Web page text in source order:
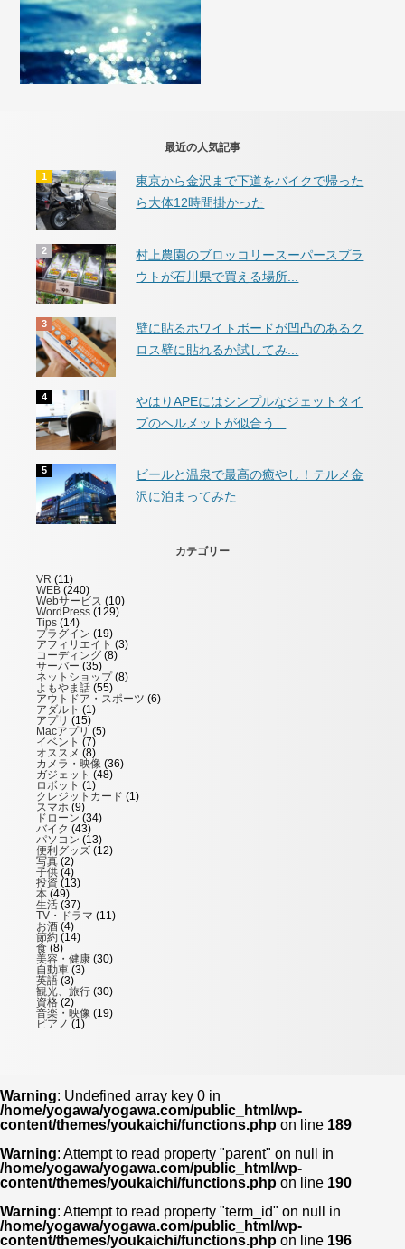
最近の人気記事
東京から金沢まで下道をバイクで帰った
ら大体12時間掛かった
村上農園のブロッコリースーパースプラ
ウトが石川県で買える場所...
壁に貼るホワイトボードが凹凸のあるク
ロス壁に貼れるか試してみ...
やはりAPEにはシンプルなジェットタイ
プのヘルメットが似合う...
ビールと温泉で最高の癒やし！テルメ金
沢に泊まってみた
カテゴリー
VR (11)
WEB (240)
Webサービス (10)
WordPress (129)
Tips (14)
プラグイン (19)
アフィリエイト (3)
コーディング (8)
サーバー (35)
ネットショップ(8)
よもやま話 (55)
アウトドア・スポーツ (6)
アダルト (1)
アプリ (15)
Macアプリ (5)
イベント (7)
オススメ (8)
カメラ・映像 (36)
ガジェット (48)
ロボット (1)
クレジットカード (1)
スマホ (9)
ドローン (34)
バイク (43)
パソコン (13)
便利グッズ (12)
写真 (2)
子供 (4)
投資 (13)
本 (49)
生活 (37)
TV・ドラマ (11)
お酒 (4)
節約 (14)
食 (8)
美容・健康 (30)
自動車 (3)
英語 (3)
観光、旅行 (30)
資格 (2)
音楽・映像 (19)
ピアノ (1)
Warning: Undefined array key 0 in
/home/yogawa/yogawa.com/public_html/wp-
content/themes/youkaichi/functions.php on line 189
Warning: Attempt to read property "parent" on null in
/home/yogawa/yogawa.com/public_html/wp-
content/themes/youkaichi/functions.php on line 190
Warning: Attempt to read property "term_id" on null in
/home/yogawa/yogawa.com/public_html/wp-
content/themes/youkaichi/functions.php on line 196